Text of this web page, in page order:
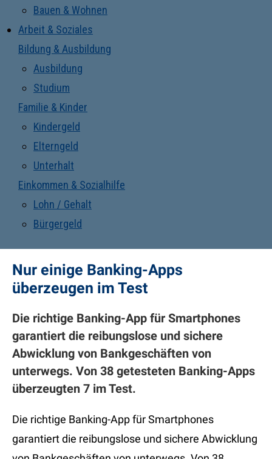
Bauen & Wohnen
Arbeit & Soziales
Bildung & Ausbildung
Ausbildung
Studium
Familie & Kinder
Kindergeld
Elterngeld
Unterhalt
Einkommen & Sozialhilfe
Lohn / Gehalt
Bürgergeld
Nur einige Banking-Apps
überzeugen im Test
Die richtige Banking-App für Smartphones
garantiert die reibungslose und sichere
Abwicklung von Bankgeschäften von
unterwegs. Von 38 getesteten Banking-Apps
überzeugten 7 im Test.
Die richtige Banking-App für Smartphones
garantiert die reibungslose und sichere Abwicklung